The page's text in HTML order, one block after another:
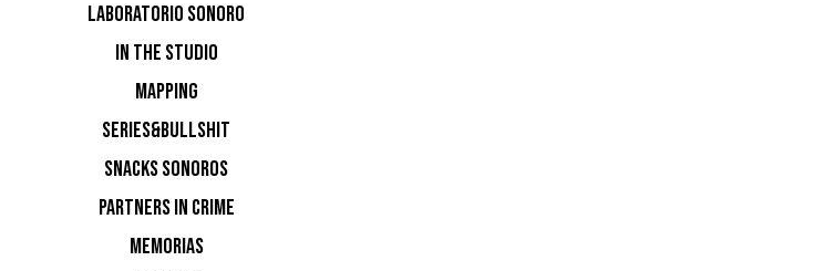
LABORATORIO SONORO
IN THE STUDIO
MAPPING
SERIES&BULLSHIT
SNACKS SONOROS
PARTNERS IN CRIME
MEMORIAS